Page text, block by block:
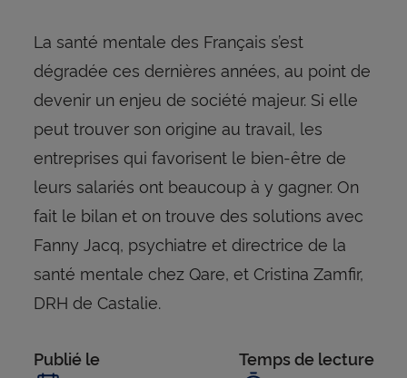
La santé mentale des Français s’est
dégradée ces dernières années, au point de
devenir un enjeu de société majeur. Si elle
peut trouver son origine au travail, les
entreprises qui favorisent le bien-être de
leurs salariés ont beaucoup à y gagner. On
fait le bilan et on trouve des solutions avec
Fanny Jacq, psychiatre et directrice de la
santé mentale chez Qare, et Cristina Zamfir,
DRH de Castalie.
Publié le Temps de lecture